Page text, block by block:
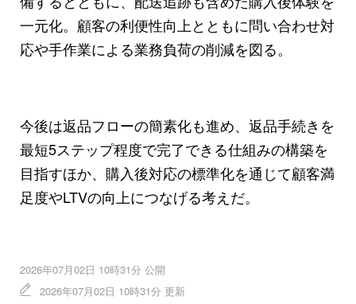
一元化。顧客の利便性向上とともに問い合わせ対
応や手作業による業務負荷の削減を図る。
今後は返品フローの簡素化も進め、返品手続きを
最短5ステップ程度で完了できる仕組みの構築を
目指すほか、購入後対応の標準化を通じて顧客満
足度やLTVの向上につなげる考えだ。
2026年07月02日 10時31分 公開
2026年07月02日 10時31分 更新